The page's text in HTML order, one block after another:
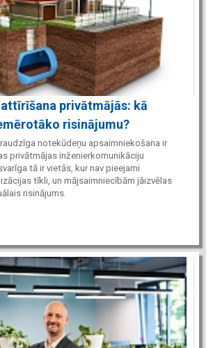
privātmājās: kā
risinājumu?
notekūdeņu apsaimniekošana ir
privātmājas inženierkomunikāciju
tā ir vietās, kur nav pieejami
tīkli, un mājsaimniecībām jāizvēlas
risinājums.